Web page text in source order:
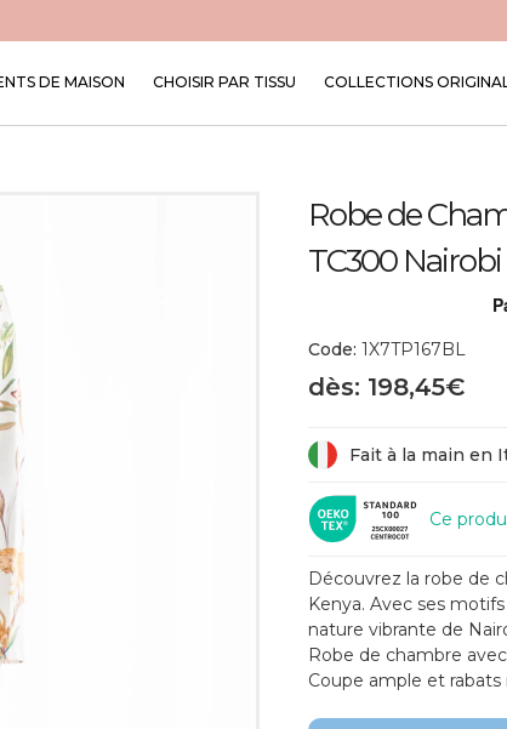
DE MAISON CHOISIR PAR TISSU COLLECTIONS
Robe de
TC300
Code: 1X7TP167BL
dès: 198,45€
Fait à la main en
Ce
Découvrez la robe de
Kenya. Avec ses
nature vibrante de
Robe de chambre
Coupe ample et